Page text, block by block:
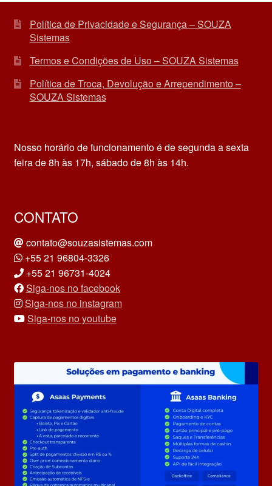
Política de Privacidade e Segurança – SOUZA
Sistemas
Termos e Condições de Uso – SOUZA Sistemas
Política de Troca, Devolução e Arrependimento –
SOUZA Sistemas
Nosso horário de funcionamento é de segunda a sexta
feira de 8h às 17h, sábado de 8h às 14h.
CONTATO
contato@souzasistemas.com
+55 21 96804-3326
+55 21 96731-4024
Siga-nos no facebook
Siga-nos no instagram
Siga-nos no youtube